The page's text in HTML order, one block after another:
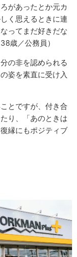
があったとか元カ
く思えるときに連
ってまだ好きだな
歳／公務員）
の非を認められる
姿を素直に受け入
とですが、付き合
り、「あのときは
縁にもポジティブ